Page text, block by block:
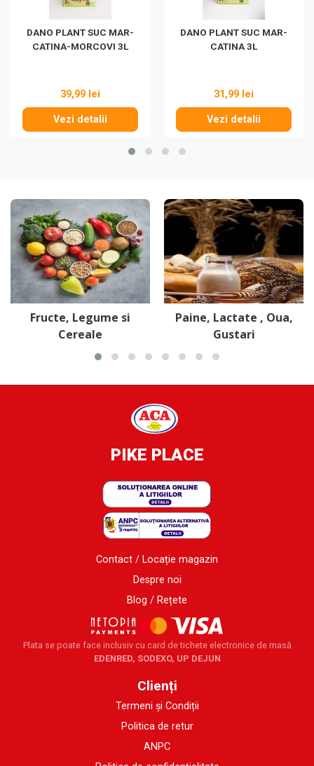
DANO PLANT SUC MAR-
CATINA-MORCOVI 3L
39,99 lei
Vezi detalii
DANO PLANT SUC MAR-
CATINA 3L
31,99 lei
Vezi detalii
Fructe, Legume si
Cereale
Paine, Lactate , Oua,
Gustari
PIKE PLACE
Contact / Locație magazin
Despre noi
Blog / Rețete
Plata se poate face inclusiv cu card de tichete electronice de masă
EDENRED, SODEXO, UP DEJUN
Clienți
Termeni și Condiții
Politica de retur
ANPC